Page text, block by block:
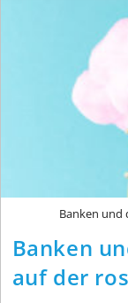
Banken und
Banken
auf der